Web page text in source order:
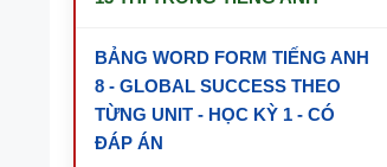
BẢNG WORD FORM TIẾNG ANH
8 - GLOBAL SUCCESS THEO
TỪNG UNIT - HỌC KỲ 1 - CÓ
ĐÁP ÁN